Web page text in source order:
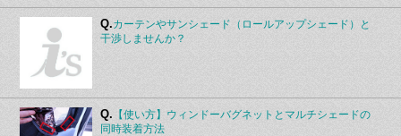
Q.カーテンやサンシェード（ロールアップシェード）と
干渉しませんか？
Q. 【使い方】ウィンドーバグネットとマルチシェードの
同時装着方法